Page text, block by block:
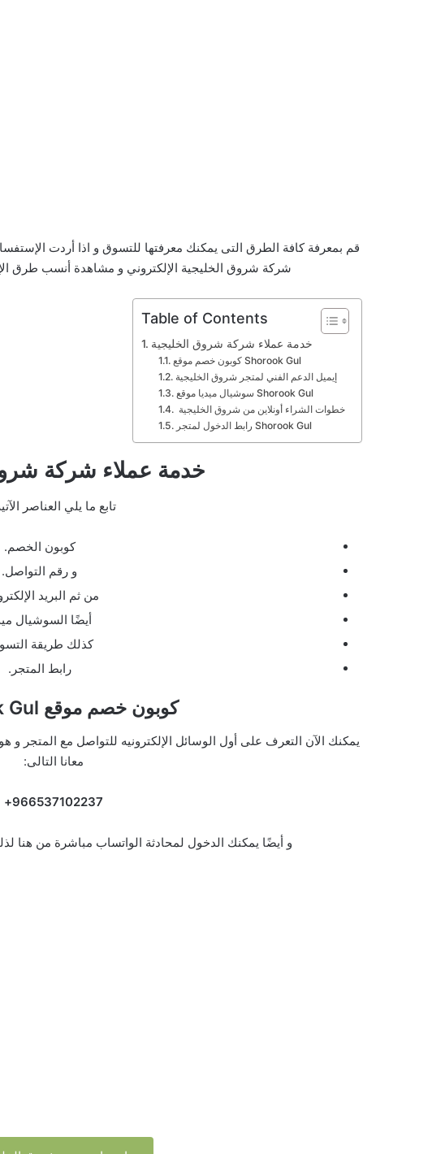
قم بمعرفة كافة الطرق التى يمكنك معرفتها للتسوق و اذا أردت
شركة شروق الخليجية الإلكتروني و مشاهدة أنسب طرق
Table of Contents
خدمة عملاء شركة شروق الخليجية
كوبون خصم موقع Shorook Gul
إيميل الدعم الفني لمتجر شروق الخليجية
سوشيال ميديا موقع Shorook Gul
خطوات الشراء أونلاين من شروق الخليجية
رابط الدخول لمتجر Shorook Gul
خدمة عملاء شركة
تابع ما يلي العناصر
كوبون الخصم.
و رقم التواصل.
من ثم البريد
أيضًا السوشيال
كذلك طريقة
رابط المتجر.
كوبون خصم موقع Shorook Gul
يمكنك الآن التعرف على أول الوسائل الإلكترونيه للتواصل مع المتجر و
معانا التالى:
966537102237+
و أيضًا يمكنك الدخول لمحادثة الواتساب مباشرة من هنا